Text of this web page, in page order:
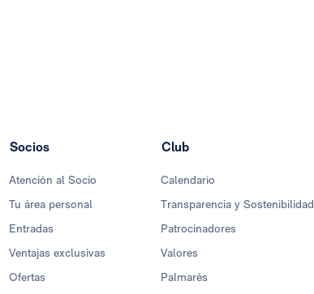
Socios
Atención al Socio
Tu área personal
Entradas
Ventajas exclusivas
Ofertas
Club
Calendario
Transparencia y Sostenibilidad
Patrocinadores
Valores
Palmarés